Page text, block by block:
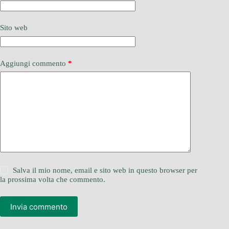
Sito web
Aggiungi commento *
Salva il mio nome, email e sito web in questo browser per
la prossima volta che commento.
Invia commento